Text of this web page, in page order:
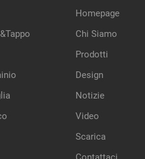
Homepage
Chi Siamo
Prodotti
Design
Notizie
Video
Scarica